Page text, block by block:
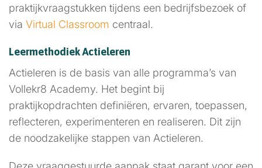
praktijkvraagstukken tijdens een bedrijfsbezoek of
via Virtual Classroom centraal.
Leermethodiek Actieleren
Actieleren is de basis van alle programma’s van
Vollekr8 Academy. Het begint bij
praktijkopdrachten definiëren, ervaren, toepassen,
reflecteren, experimenteren en realiseren. Dit zijn
de noodzakelijke stappen van Actieleren.